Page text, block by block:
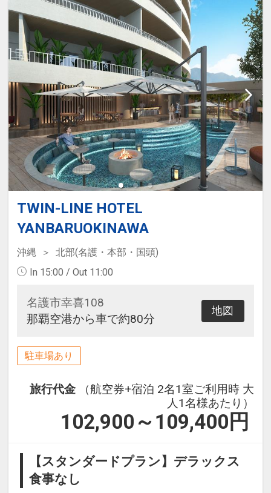
TWIN-LINE HOTEL
YANBARUOKINAWA
沖縄
北部(名護・本部・国頭)
In 15:00 / Out 11:00
名護市幸喜108
那覇空港から車で約80分
地図
駐車場あり
旅行代金
（航空券+宿泊 2名1室ご利用時 大
人1名様あたり）
102,900～109,400 円
【スタンダードプラン】デラックス
食事なし